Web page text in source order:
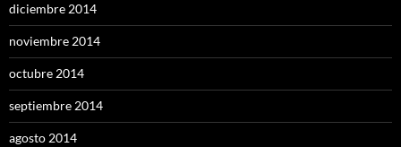
diciembre 2014
noviembre 2014
octubre 2014
septiembre 2014
agosto 2014